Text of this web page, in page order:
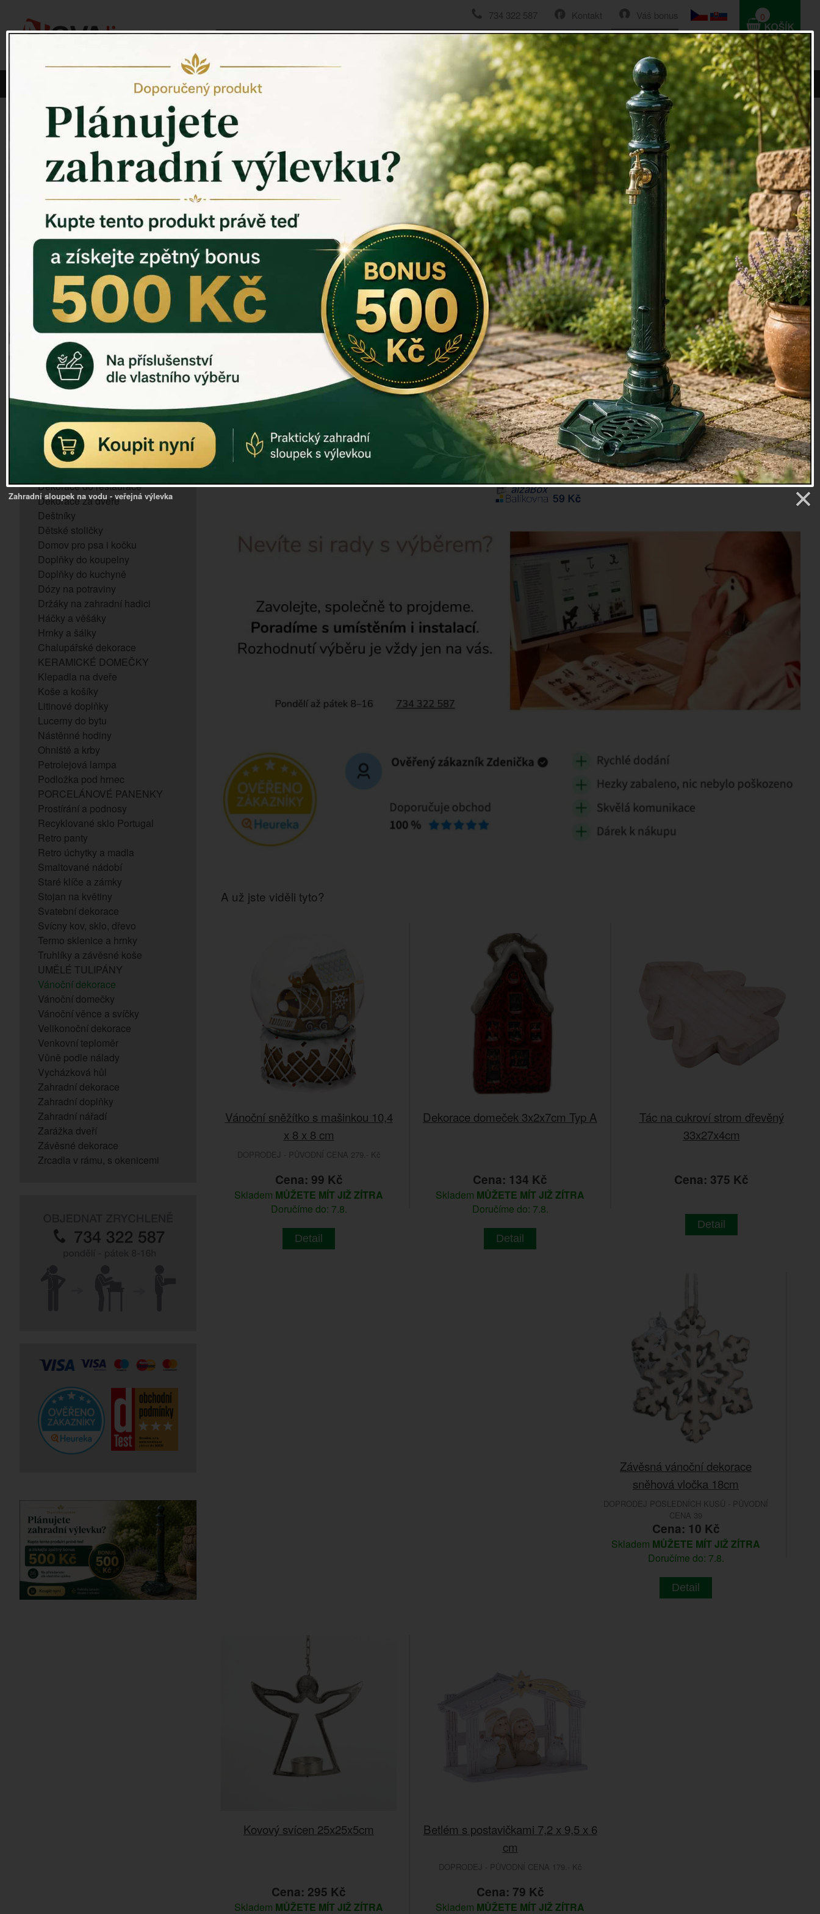
Váš bonus
Kontakt
734 322 587
HLEDAT
0
0 Kč
Vyberte si kategorii: NOVINKY
PÍTKO PRO PTÁKY
ZAHRADNÍ SOCHY
ZAHRADNÍ UMYVADLA
PTAČÍ BUDKY
Litinové škrabáky na boty
DEKORACE NA HROB
RETRO KONZOLE
Domovní čísla - litina
DEKORACE NA ZEĎ
ZVONKOHRA
ZVONY A ZVONKY
PTAČÍ KRMÍTKA
SLUNEČNÍ HODINY
Dózy na brambory a zeleninu
VÝPRODEJ - poslední kusy
Andělé, něžné sošky
Aroma lampy
Buddha soška
BUDKY PRO SÝKORKY
Budky pro vrabce
Bytový textil
Dárky pro muže
Dekorace do bytu
Dekorace do restaurace
Dekorace za dveře
Deštníky
Dětské stoličky
Domov pro psa i kočku
Doplňky do koupelny
Doplňky do kuchyně
Dózy na potraviny
Držáky na zahradní hadici
Háčky a věšáky
Hrnky a šálky
Chalupářské dekorace
KERAMICKÉ DOMEČKY
Klepadla na dveře
Koše a košíky
Litinové doplňky
Lucerny do bytu
Nástěnné hodiny
Ohniště a krby
Petrolejová lampa
Podložka pod hrnec
PORCELÁNOVÉ PANENKY
Prostírání a podnosy
Recyklované sklo Portugal
Retro panty
Retro úchytky a madla
Smaltované nádobí
Staré klíče a zámky
Stojan na květiny
Svatební dekorace
Svícny kov, sklo, dřevo
Termo sklenice a hrnky
Truhlíky a závěsné koše
UMĚLÉ TULIPÁNY
Vánoční dekorace
Vánoční domečky
Vánoční věnce a svíčky
Velikonoční dekorace
Venkovní teploměr
Vůně podle nálady
Vycházková hůl
Zahradní dekorace
Zahradní doplňky
Zahradní nářadí
Zarážka dveří
Závěsné dekorace
Zrcadla v rámu, s okenicemi
Venkovský domov Vánoční dekorace andělíček v čepici s liškou 11x35x10cm
Vánoční dekorace andělíček v čepici s liškou
11x35x10cm
Vánoční dekoraceandělíček v čepici s liškou Postavička děvčete je
vyrobená z plného polyresinu s ruční malbou.
Rozměry: 11x35x10cm
Materiál: polyresin
Záruka: 2 roky
Kód:E3289
Další parametry
Cena: 678 Kč
ks Prověřit e-mailem
Dostupné, objednej telefonicky
A už jste viděli tyto?
Vánoční sněžítko s mašinkou 10,4
x 8 x 8 cm
DOPRODEJ - PŮVODNÍ CENA 279.- Kč
Cena: 99 Kč
Skladem MŮŽETE MÍT JIŽ ZÍTRA
Doručíme do: 7.8.
Detail
Dekorace domeček 3x2x7cm Typ A
Cena: 134 Kč
Skladem MŮŽETE MÍT JIŽ ZÍTRA
Doručíme do: 7.8.
Detail
Tác na cukroví strom dřevěný
33x27x4cm
Cena: 375 Kč
Detail
Závěsná vánoční dekorace
sněhová vločka 18cm
DOPRODEJ POSLEDNÍCH KUSŮ - PŮVODNÍ
CENA 39
Cena: 10 Kč
Skladem MŮŽETE MÍT JIŽ ZÍTRA
Doručíme do: 7.8.
Detail
Kovový svícen 25x25x5cm
Cena: 295 Kč
Skladem MŮŽETE MÍT JIŽ ZÍTRA
Betlém s postavičkami 7,2 x 9,5 x 6
cm
DOPRODEJ - PŮVODNÍ CENA 179.- Kč
Cena: 79 Kč
Skladem MŮŽETE MÍT JIŽ ZÍTRA
Zahradní sloupek na vodu - veřejná výlevka